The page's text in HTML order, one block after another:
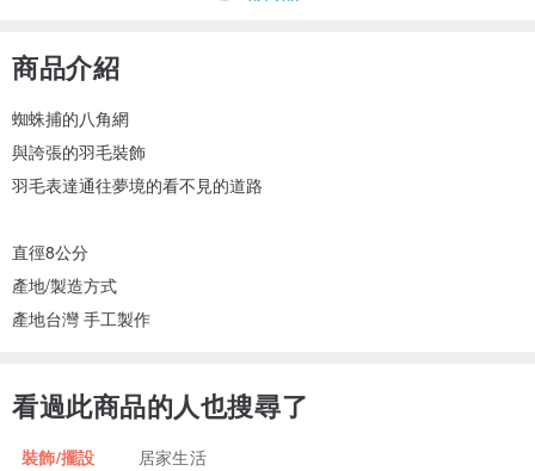
商品介紹
蜘蛛捕的八角網
與誇張的羽毛裝飾
羽毛表達通往夢境的看不見的道路
直徑8公分
產地/製造方式
產地台灣 手工製作
看過此商品的人也搜尋了
裝飾/擺設 居家生活